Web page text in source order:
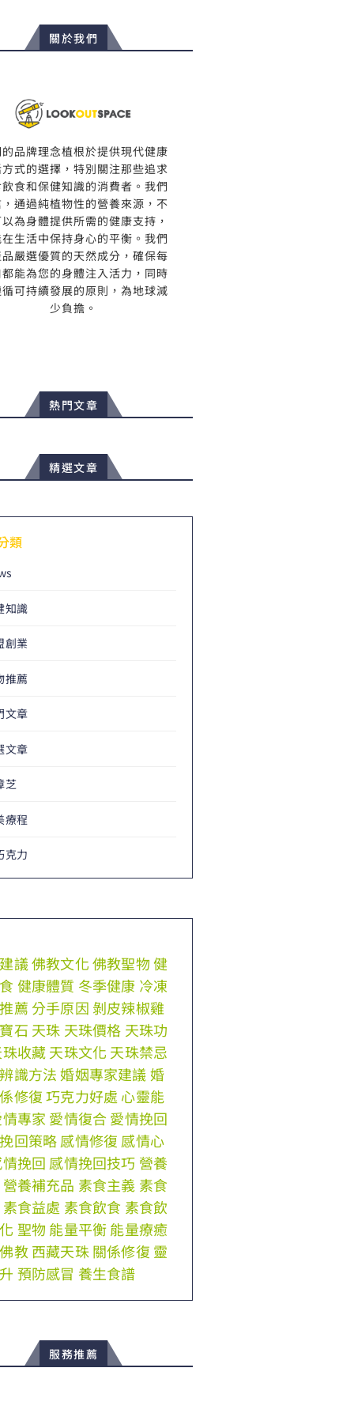
關於我們
品牌理念植根於提供現代健康
方式的選擇，特別關注那些追求
食和保健知識的消費者。我們
通過純植物性的營養來源，不
為身體提供所需的健康支持，
生活中保持身心的平衡。我們
品嚴選優質的天然成分，確保每
能為您的身體注入活力，同時
可持續發展的原則，為地球減
少負擔。
熱門文章
精選文章
類
知識
創業
推薦
文章
文章
芝
療程
克力
議佛教文化佛教聖物健
健康體質 冬季健康 冷凍
薦分手原因剝皮辣椒雞
石 天珠 天珠價格 天珠功
收藏天珠文化 天珠禁忌
識方法 婚姻專家建議婚
修復 巧克力好處 心靈能
專家愛情復合愛情挽回
回策略感情修復 感情心
挽回 感情挽回技巧 營養
營養補充品 素食主義 素食
素食益處 素食飲食 素食飲
聖物能量平衡能量療癒
教西藏天珠關係修復 靈
預防感冒 養生食譜
服務推薦